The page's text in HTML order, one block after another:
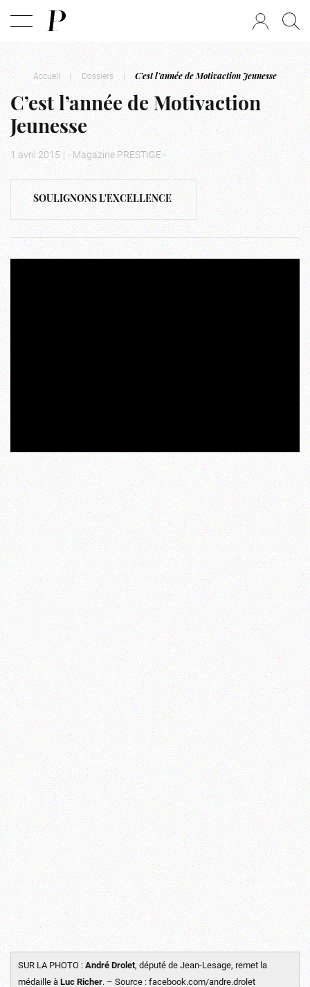
Accueil | Dossiers | C’est l’année de Motivaction Jeunesse
C’est l’année de Motivaction
Jeunesse
1 avril 2015 | - Magazine PRESTIGE -
SOULIGNONS L'EXCELLENCE
SUR LA PHOTO :André Drolet, député de Jean-Lesage, remet la
médaille àLuc Richer. – Source : facebook.com/andre.drolet